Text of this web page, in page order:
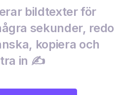
bildtexter för
sekunder, redo
kopiera och
in ✍️